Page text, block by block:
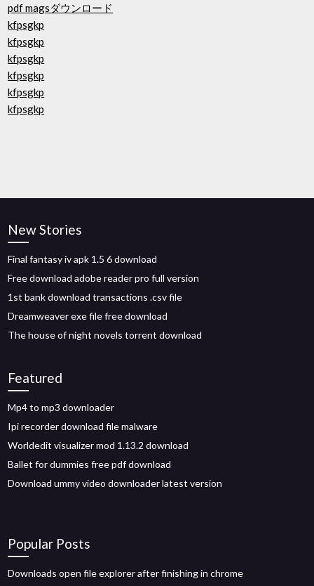
pdf magsダウンロード
kfpsgkp
kfpsgkp
kfpsgkp
kfpsgkp
kfpsgkp
kfpsgkp
New Stories
Final fantasy iv apk 1.5 6 download
Free download adobe reader pro full version
1st bank download transactions .csv file
Dreamweaver exe file free download
The house of night novels torrent download
Featured
Mp4 to mp3 downloader
Ipi recorder download file malware
Worldedit visualizer mod 1.13.2 download
Ballet for dummies free pdf download
Download ummy video downloader latest version
Popular Posts
Downloads open file explorer after finishing in chrome